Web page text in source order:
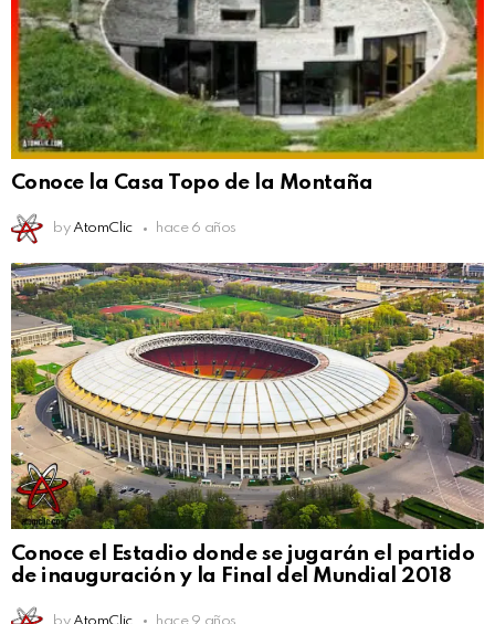
Conoce la Casa Topo de la Montaña
by AtomClic hace 6 años
Conoce el Estadio donde se jugarán el partido
de inauguración y la Final del Mundial 2018
by AtomClic hace 9 años